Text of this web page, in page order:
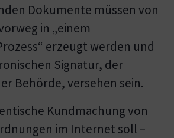
Dokumente müssen von
in „einem
erzeugt werden und
Signatur, der
Behörde, versehen sein.
Kundmachung von
im Internet soll –